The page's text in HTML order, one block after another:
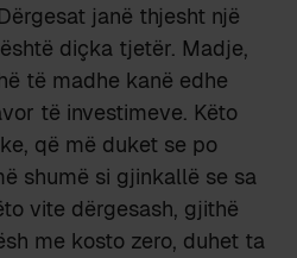
janë thjesht një
diçka tjetër. Madje,
të madhe kanë edhe
të investimeve. Këto
që më duket se po
shumë si gjinkallë se sa
vite dërgesash, gjithë
me kosto zero, duhet ta